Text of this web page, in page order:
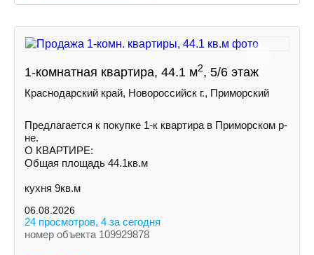
1-комнатная квартира, 44.1 м2, 5/6 этаж
Краснодарский край, Новороссийск г., Приморский
Предлагается к покупке 1-к квартира в Приморском р-
не.
О КВАРТИРЕ:
Общая площадь 44.1кв.м
кухня 9кв.м
06.08.2026
24 просмотров, 4 за сегодня
номер объекта 109929878